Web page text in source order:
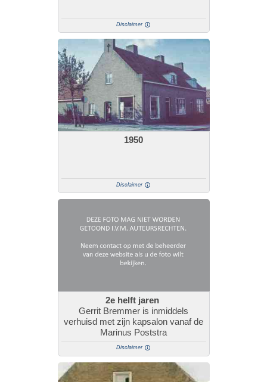
Disclaimer
1950
Disclaimer
2e helft jaren
Gerrit Bremmer is inmiddels
verhuisd met zijn kapsalon vanaf de
Marinus Poststra
Disclaimer